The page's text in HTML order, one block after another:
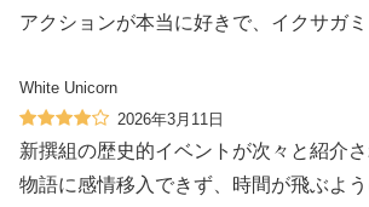
アクションが本当に好きで、イクサガ
White Unicorn
2026年3月11日
新撰組の歴史的イベントが次々と紹介さ
物語に感情移入できず、時間が飛ぶよ